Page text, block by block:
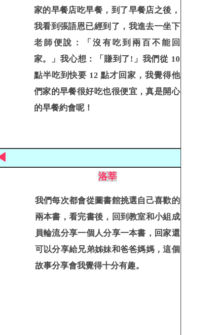
家的早餐店吃早餐， 到了早餐店之後，
我看到張語恩已經到了， 我進去一坐下
老師便說：「沒有吃到 兩百 不能 回
家。」我心想 ：「賺到了!」我們從 10
點半吃到快要 12 點才回家，我覺得他
們家的早餐很好吃也很便宜，真是開心
的早餐約會呢！
洛莘
我們每次都會從圖書館挑選自己喜歡的
兩本書，看完書後，回到教室和小組成
員輪流分享一個人分享一本書，回家還
可以分享給兄弟姊妹和爸爸媽媽，這個
故事分享會我覺得十分有趣。